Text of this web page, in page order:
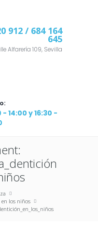
912 / 684 164
645
Alfarería 109, Sevilla
- 14:00 y 16:30 -
en los niños